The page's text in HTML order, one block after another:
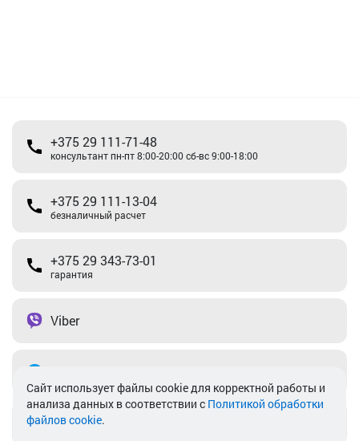
+375 29 111-71-48
консультант пн-пт 8:00-20:00 сб-вс 9:00-18:00
+375 29 111-13-04
безналичный расчет
+375 29 343-73-01
гарантия
Viber
info@akkamulik.by
Cайт использует файлы cookie для корректной работы и
анализа данных в соответствии с Политикой обработки
файлов cookie.